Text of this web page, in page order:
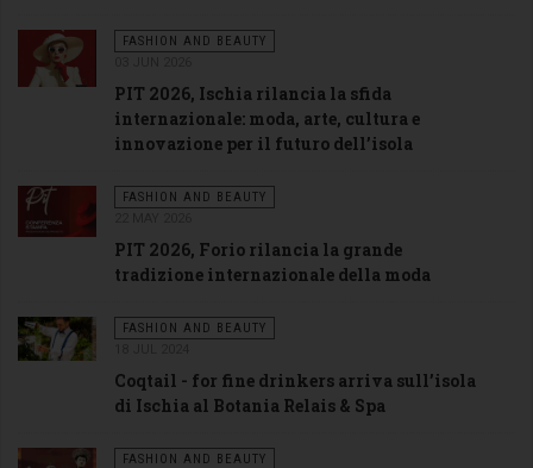
FASHION AND BEAUTY
PIT 2026, Ischia rilancia la sfida
internazionale: moda, arte, cultura e
innovazione per il futuro dell’isola
FASHION AND BEAUTY
PIT 2026, Forio rilancia la grande
tradizione internazionale della moda
FASHION AND BEAUTY
Coqtail - for fine drinkers arriva sull’isola
di Ischia al Botania Relais & Spa
FASHION AND BEAUTY